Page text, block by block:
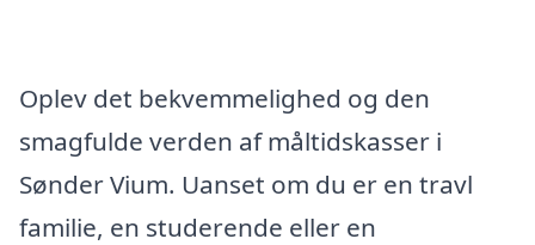
Oplev det bekvemmelighed og den
smagfulde verden af måltidskasser i
Sønder Vium. Uanset om du er en travl
familie, en studerende eller en